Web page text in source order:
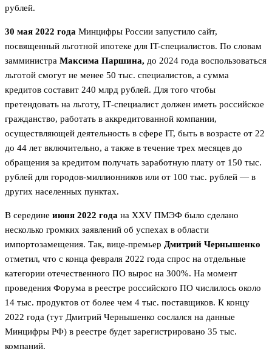
рублей.
30 мая 2022 года Минцифры России запустило сайт,
посвященный льготной ипотеке для IT-специалистов. По словам
замминистра Максима Паршина, до 2024 года воспользоваться
льготой смогут не менее 50 тыс. специалистов, а сумма
кредитов составит 240 млрд рублей. Для того чтобы
претендовать на льготу, IТ-специалист должен иметь российское
гражданство, работать в аккредитованной компании,
осуществляющей деятельность в сфере IT, быть в возрасте от 22
до 44 лет включительно, а также в течение трех месяцев до
обращения за кредитом получать заработную плату от 150 тыс.
рублей для городов-миллионников или от 100 тыс. рублей — в
других населенных пунктах.
В середине июня 2022 года на XXV ПМЭФ было сделано
несколько громких заявлений об успехах в области
импортозамещения. Так, вице-премьер Дмитрий Чернышенко
отметил, что с конца февраля 2022 года спрос на отдельные
категории отечественного ПО вырос на 300%. На момент
проведения Форума в реестре российского ПО числилось около
14 тыс. продуктов от более чем 4 тыс. поставщиков. К концу
2022 года (тут Дмитрий Чернышенко сослался на данные
Минцифры РФ) в реестре будет зарегистрировано 35 тыс.
компаний.